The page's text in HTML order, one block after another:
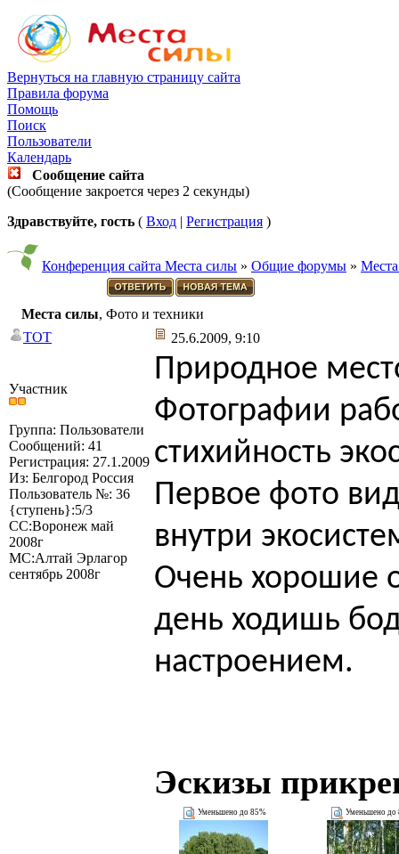
Вернуться на главную страницу сайта
Правила форума
Помощь
Поиск
Пользователи
Календарь
Сообщение сайта
(Сообщение закроется через 2 секунды)
Здравствуйте, гость ( Вход | Регистрация )
Конференция сайта Места силы » Общие форумы »
Места силы, Фото и техники
TOT
25.6.2009, 9:10
Участник
Группа: Пользователи
Сообщений: 41
Регистрация: 27.1.2009
Из: Белгород Россия
Пользователь №: 36
{ступень}:5/3
СС:Воронеж май
2008г
МС:Алтай Эрлагор
сентябрь 2008г
Природное
Фотографии
стихийность
Первое фото
внутри
Очень хорошие
день ходишь
настроением.
Эскизы
Уменьшено до 85% Уменьшено до